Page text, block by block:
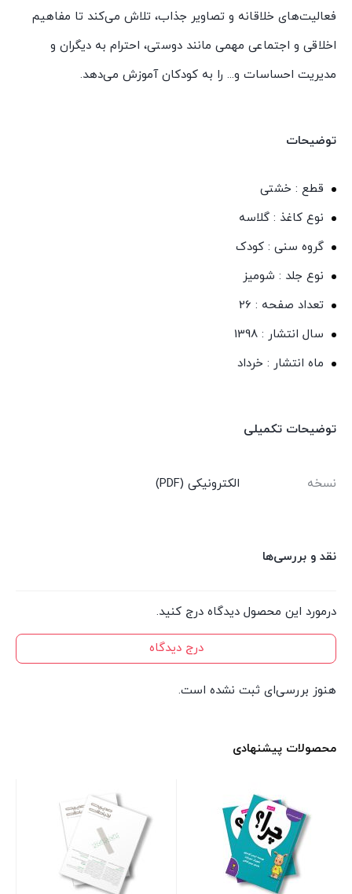
فعالیت‌های خلاقانه و تصاویر جذاب، تلاش می‌کند تا مفاهیم
اخلاقی و اجتماعی مهمی مانند دوستی، احترام به دیگران و
مدیریت احساسات و... را به کودکان آموزش می‌دهد.
توضیحات
قطع : خشتی
نوع کاغذ : گلاسه
گروه سنی : کودک
نوع جلد : شومیز
تعداد صفحه : 26
سال انتشار : 1398
ماه انتشار : خرداد
توضیحات تکمیلی
نسخه الکترونیکی (PDF)
نقد و بررسی‌ها
درمورد این محصول دیدگاه درج کنید.
درج دیدگاه
هنوز بررسی‌ای ثبت نشده است.
محصولات پیشنهادی